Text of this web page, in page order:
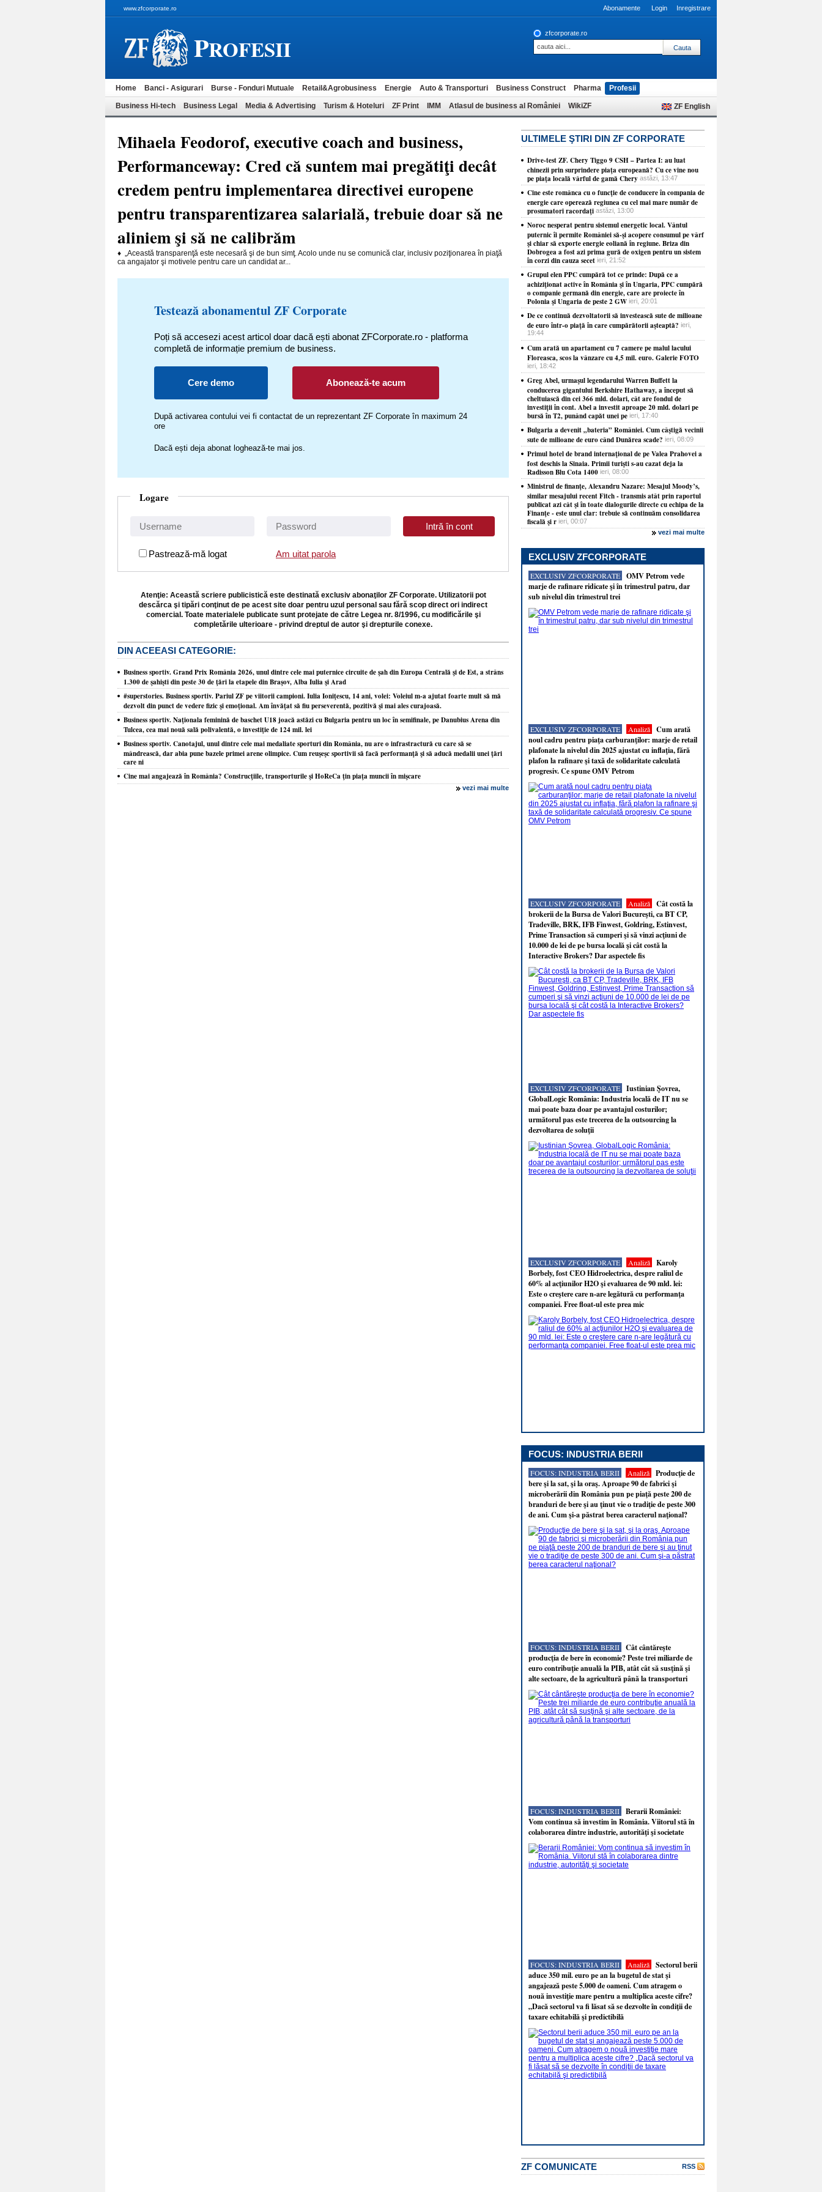
www.zfcorporate.ro Abonamente Login Inregistrare
PROFESII
zfcorporate.ro
Home Banci - Asigurari Burse - Fonduri Mutuale Retail&Agrobusiness Energie Auto & Transporturi Business Construct Pharma Profesii
Business Hi-tech Business Legal Media & Advertising Turism & Hoteluri ZF Print IMM Atlasul de business al României WikiZF ZF English
Mihaela Feodorof, executive coach and business,
Performanceway: Cred că suntem mai pregătiţi decât
credem pentru implementarea directivei europene
pentru transparentizarea salarială, trebuie doar să ne
aliniem şi să ne calibrăm
♦ „Această transparenţă este necesară şi de bun simţ. Acolo unde nu se comunică clar, inclusiv poziţionarea în piaţă
ca angajator şi motivele pentru care un candidat ar...
Testează abonamentul ZF Corporate
Poți să accesezi acest articol doar dacă ești abonat ZFCorporate.ro - platforma
completă de informație premium de business.
Cere demo Abonează-te acum
După activarea contului vei fi contactat de un reprezentant ZF Corporate în maximum 24
ore
Dacă ești deja abonat loghează-te mai jos.
Logare
Pastrează-mă logat Am uitat parola
Atenţie: Această scriere publicistică este destinată exclusiv abonaţilor ZF Corporate. Utilizatorii pot
descărca şi tipări conţinut de pe acest site doar pentru uzul personal sau fără scop direct ori indirect
comercial. Toate materialele publicate sunt protejate de către Legea nr. 8/1996, cu modificările şi
completările ulterioare - privind dreptul de autor şi drepturile conexe.
DIN ACEEASI CATEGORIE:
Business sportiv. Grand Prix România 2026, unul dintre cele mai puternice circuite de şah din Europa Centrală şi de Est, a strâns
1.300 de şahişti din peste 30 de ţări la etapele din Braşov, Alba Iulia şi Arad
#superstories. Business sportiv. Pariul ZF pe viitorii campioni. Iulia Ioniţescu, 14 ani, volei: Voleiul m-a ajutat foarte mult să mă
dezvolt din punct de vedere fizic şi emoţional. Am învăţat să fiu perseverentă, pozitivă şi mai ales curajoasă.
Business sportiv. Naţionala feminină de baschet U18 joacă astăzi cu Bulgaria pentru un loc în semifinale, pe Danubius Arena din
Tulcea, cea mai nouă sală polivalentă, o investiţie de 124 mil. lei
Business sportiv. Canotajul, unul dintre cele mai medaliate sporturi din România, nu are o infrastractură cu care să se
mândrească, dar abia pune bazele primei arene olimpice. Cum reuşeşc sportivii să facă performanţă şi să aducă medalii unei ţări
care ni
Cine mai angajează în România? Construcţiile, transporturile şi HoReCa ţin piaţa muncii în mişcare
vezi mai multe
ULTIMELE ŞTIRI DIN ZF CORPORATE
Drive-test ZF. Chery Tiggo 9 CSH – Partea I: au luat
chinezii prin surprindere piaţa europeană? Cu ce vine nou
pe piaţa locală vârful de gamă Chery astăzi, 13:47
Cine este românca cu o funcţie de conducere în compania de
energie care operează regiunea cu cel mai mare număr de
prosumatori racordaţi astăzi, 13:00
Noroc nesperat pentru sistemul energetic local. Vântul
puternic îi permite României să-şi acopere consumul pe vârf
şi chiar să exporte energie eoliană în regiune. Briza din
Dobrogea a fost azi prima gură de oxigen pentru un sistem
în corzi din cauza secet ieri, 21:52
Grupul elen PPC cumpără tot ce prinde: După ce a
achiziţionat active în România şi în Ungaria, PPC cumpără
o companie germană din energie, care are proiecte în
Polonia şi Ungaria de peste 2 GW ieri, 20:01
De ce continuă dezvoltatorii să investească sute de milioane
de euro într-o piaţă în care cumpărătorii aşteaptă? ieri,
19:44
Cum arată un apartament cu 7 camere pe malul lacului
Floreasca, scos la vânzare cu 4,5 mil. euro. Galerie FOTO
ieri, 18:42
Greg Abel, urmaşul legendarului Warren Buffett la
conducerea gigantului Berkshire Hathaway, a început să
cheltuiască din cei 366 mld. dolari, cât are fondul de
investiţii în cont. Abel a investit aproape 20 mld. dolari pe
bursă în T2, punând capăt unei pe ieri, 17:40
Bulgaria a devenit „bateria” României. Cum câştigă vecinii
sute de milioane de euro când Dunărea scade? ieri, 08:09
​Primul hotel de brand internaţional de pe Valea Prahovei a
fost deschis la Sinaia. Primii turişti s-au cazat deja la
Radisson Blu Cota 1400 ieri, 08:00
Ministrul de finanţe, Alexandru Nazare: Mesajul Moody’s,
similar mesajului recent Fitch - transmis atât prin raportul
publicat azi cât şi în toate dialogurile directe cu echipa de la
Finanţe - este unul clar: trebuie să continuăm consolidarea
fiscală şi r ieri, 00:07
vezi mai multe
EXCLUSIV ZFCORPORATE
EXCLUSIV ZFCORPORATE
OMV Petrom vede
marje de rafinare ridicate şi în trimestrul patru, dar
sub nivelul din trimestrul trei
EXCLUSIV ZFCORPORATE Analiză
Cum arată
noul cadru pentru piaţa carburanţilor: marje de retail
plafonate la nivelul din 2025 ajustat cu inflaţia, fără
plafon la rafinare şi taxă de solidaritate calculată
progresiv. Ce spune OMV Petrom
EXCLUSIV ZFCORPORATE Analiză
Cât costă la
brokerii de la Bursa de Valori Bucureşti, ca BT CP,
Tradeville, BRK, IFB Finwest, Goldring, Estinvest,
Prime Transaction să cumperi şi să vinzi acţiuni de
10.000 de lei de pe bursa locală şi cât costă la
Interactive Brokers? Dar aspectele fis
EXCLUSIV ZFCORPORATE
Iustinian Şovrea,
GlobalLogic România: Industria locală de IT nu se
mai poate baza doar pe avantajul costurilor;
următorul pas este trecerea de la outsourcing la
dezvoltarea de soluţii
EXCLUSIV ZFCORPORATE Analiză
Karoly
Borbely, fost CEO Hidroelectrica, despre raliul de
60% al acţiunilor H2O şi evaluarea de 90 mld. lei:
Este o creştere care n-are legătură cu performanţa
companiei. Free float-ul este prea mic
FOCUS: INDUSTRIA BERII
FOCUS: INDUSTRIA BERII Analiză
Producţie de
bere şi la sat, şi la oraş. Aproape 90 de fabrici şi
microberării din România pun pe piaţă peste 200 de
branduri de bere şi au ţinut vie o tradiţie de peste 300
de ani. Cum şi-a păstrat berea caracterul naţional?
FOCUS: INDUSTRIA BERII
Cât cântăreşte
producţia de bere în economie? Peste trei miliarde de
euro contribuţie anuală la PIB, atât cât să susţină şi
alte sectoare, de la agricultură până la transporturi
FOCUS: INDUSTRIA BERII
Berarii României:
Vom continua să investim în România. Viitorul stă în
colaborarea dintre industrie, autorităţi şi societate
FOCUS: INDUSTRIA BERII Analiză
Sectorul berii
aduce 350 mil. euro pe an la bugetul de stat şi
angajează peste 5.000 de oameni. Cum atragem o
nouă investiţie mare pentru a multiplica aceste cifre?
„Dacă sectorul va fi lăsat să se dezvolte în condiţii de
taxare echitabilă şi predictibilă
ZF COMUNICATE RSS